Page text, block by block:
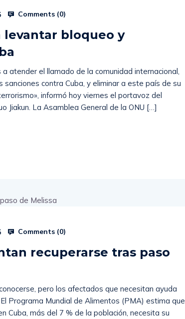
Comments (0)
levantar bloqueo y
atender el llamado de la comunidad internacional,
contra Cuba, y eliminar a este país de su
informó hoy viernes el portavoz del
Jiakun. La Asamblea General de la ONU […]
Comments (0)
recuperarse tras paso
pero los afectados que necesitan ayuda
Programa Mundial de Alimentos (PMA) estima que
Cuba, más del 7 % de la población, necesita su